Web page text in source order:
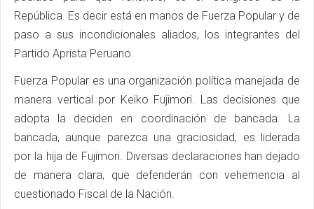
República. Es decir está en manos de Fuerza Popular y de
paso a sus incondicionales aliados, los integrantes del
Partido Aprista Peruano.
Fuerza Popular es una organización política manejada de
manera vertical por Keiko Fujimori. Las decisiones que
adopta la deciden en coordinación de bancada. La
bancada, aunque parezca una graciosidad, es liderada
por la hija de Fujimori. Diversas declaraciones han dejado
de manera clara, que defenderán con vehemencia al
cuestionado Fiscal de la Nación.